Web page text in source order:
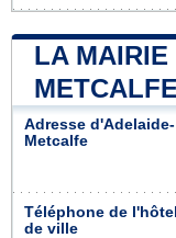
LA
METCALFE
Adresse d'Adelaide-
Metcalfe
Téléphone de l'hôtel
de ville